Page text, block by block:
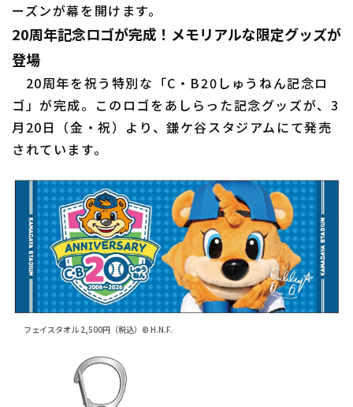
利用規約 プライバシーポリシー
運営会社 （別ウィンドウで開く） よくある質問
特定商取引法の表示 アルバイト募集（別ウィンドウで開く
ーズンが幕を開けます。
20周年記念ロゴが完成！メモリアルな限定グッズが
登場
20周年を祝う特別な「C・B20しゅうねん記念ロ
ゴ」が完成。このロゴをあしらった記念グッズが、3
月20日（金・祝）より、鎌ケ谷スタジアムにて発売
されています。
フェイスタオル 2,500円（税込）© H.N.F.